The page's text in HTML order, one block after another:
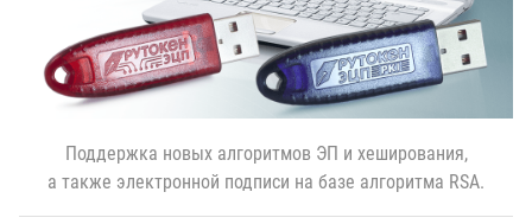
Поддержка новых алгоритмов ЭП и хеширования,
а также электронной подписи на базе алгоритма RSA.